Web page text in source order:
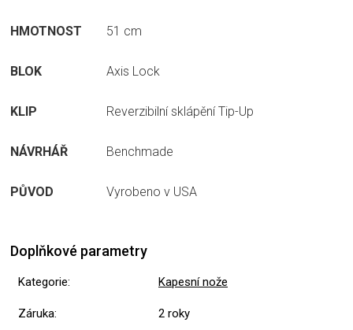
HMOTNOST 51 cm
BLOK Axis Lock
KLIP Reverzibilní sklápění Tip-Up
NÁVRHÁŘ Benchmade
PŮVOD Vyrobeno v USA
Doplňkové parametry
Kategorie: Kapesní nože
Záruka: 2 roky